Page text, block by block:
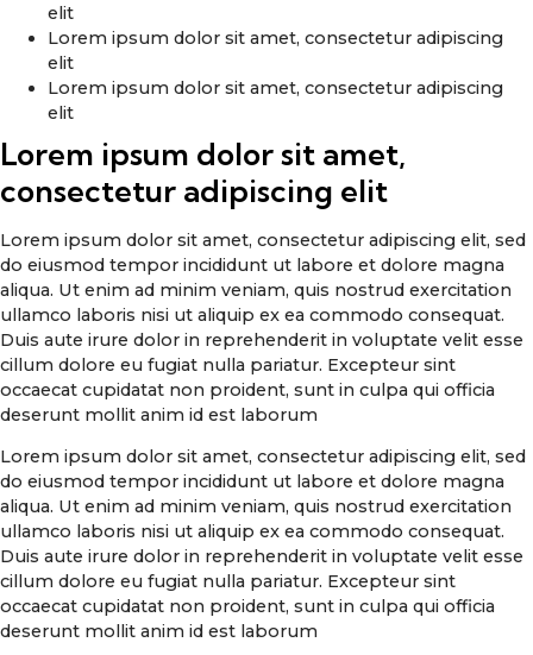
elit
Lorem ipsum dolor sit amet, consectetur adipiscing
elit
Lorem ipsum dolor sit amet, consectetur adipiscing
elit
Lorem ipsum dolor sit amet,
consectetur adipiscing elit
Lorem ipsum dolor sit amet, consectetur adipiscing elit, sed
do eiusmod tempor incididunt ut labore et dolore magna
aliqua. Ut enim ad minim veniam, quis nostrud exercitation
ullamco laboris nisi ut aliquip ex ea commodo consequat.
Duis aute irure dolor in reprehenderit in voluptate velit esse
cillum dolore eu fugiat nulla pariatur. Excepteur sint
occaecat cupidatat non proident, sunt in culpa qui officia
deserunt mollit anim id est laborum
Lorem ipsum dolor sit amet, consectetur adipiscing elit, sed
do eiusmod tempor incididunt ut labore et dolore magna
aliqua. Ut enim ad minim veniam, quis nostrud exercitation
ullamco laboris nisi ut aliquip ex ea commodo consequat.
Duis aute irure dolor in reprehenderit in voluptate velit esse
cillum dolore eu fugiat nulla pariatur. Excepteur sint
occaecat cupidatat non proident, sunt in culpa qui officia
deserunt mollit anim id est laborum